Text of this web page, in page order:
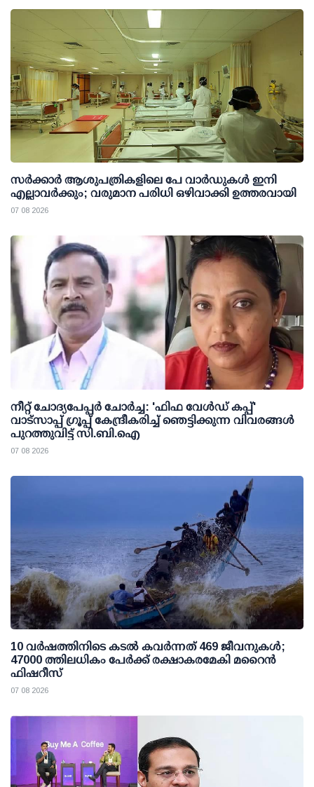
സര്‍ക്കാര്‍ ആശുപത്രികളിലെ പേ വാര്‍ഡുകള്‍ ഇനി
എല്ലാവര്‍ക്കും; വരുമാന പരിധി ഒഴിവാക്കി ഉത്തരവായി
07 08 2026
നീറ്റ് ചോദ്യപേപ്പര്‍ ചോര്‍ച്ച: 'ഫിഫ വേള്‍ഡ് കപ്പ്'
വാട്സാപ്പ് ഗ്രൂപ്പ് കേന്ദ്രീകരിച്ച് ഞെട്ടിക്കുന്ന വിവരങ്ങള്‍
പുറത്തുവിട്ട് സി.ബി.ഐ
07 08 2026
10 വര്‍ഷത്തിനിടെ കടല്‍ കവര്‍ന്നത് 469 ജീവനുകള്‍;
47000 ത്തിലധികം പേര്‍ക്ക് രക്ഷാകരമേകി മറൈന്‍
ഫിഷറീസ്
07 08 2026